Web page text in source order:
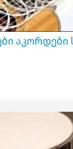
აკორდები